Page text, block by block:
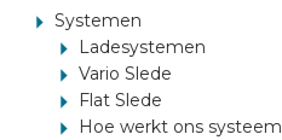
CONTACT
Systemen
Ladesystemen
Vario Slede
Flat Slede
Hoe werkt ons systeem